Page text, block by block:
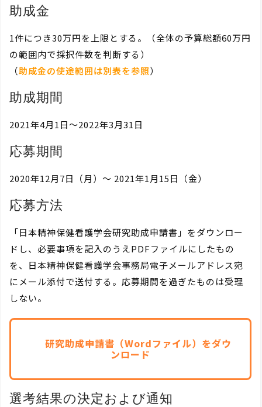
助成金
1件につき30万円を上限とする。（全体の予算総額60万円
の範囲内で採択件数を判断する）
（助成金の使途範囲は別表を参照）
助成期間
2021年4月1日～2022年3月31日
応募期間
2020年12月7日（月）～ 2021年1月15日（金）
応募方法
「日本精神保健看護学会研究助成申請書」をダウンロー
ドし、必要事項を記入のうえPDFファイルにしたもの
を、日本精神保健看護学会事務局電子メールアドレス宛
にメール添付で送付する。応募期間を過ぎたものは受理
しない。
研究助成申請書（Wordファイル）をダウ
ンロード
選考結果の決定および通知